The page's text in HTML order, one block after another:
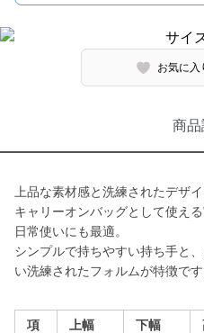
お気に入
商品
上品な素材感と洗練されたデザ
キャリーオンバッグとして使え
日常使いにも最適。
シンプルで持ちやすい持ち手と
い洗練されたフォルムが特徴です
項
上幅
下幅